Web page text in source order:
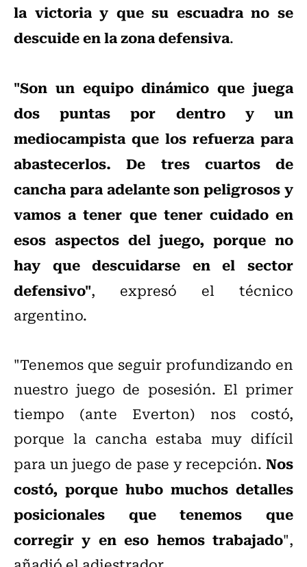
la victoria y que su escuadra no se
descuide en la zona defensiva.
"Son un equipo dinámico que juega
dos puntas por dentro y un
mediocampista que los refuerza para
abastecerlos. De tres cuartos de
cancha para adelante son peligrosos y
vamos a tener que tener cuidado en
esos aspectos del juego, porque no
hay que descuidarse en el sector
defensivo", expresó el técnico
argentino.
"Tenemos que seguir profundizando en
nuestro juego de posesión. El primer
tiempo (ante Everton) nos costó,
porque la cancha estaba muy difícil
para un juego de pase y recepción. Nos
costó, porque hubo muchos detalles
posicionales que tenemos que
corregir y en eso hemos trabajado",